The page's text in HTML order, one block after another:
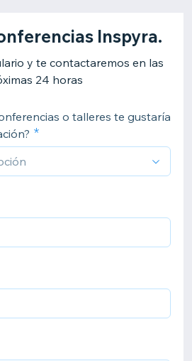
Inspyra.
y te contactaremos en las
24 horas
o talleres te gustaría